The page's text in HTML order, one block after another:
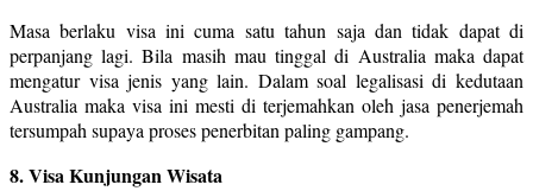
Masa berlaku visa ini cuma satu tahun saja dan tidak dapat di
perpanjang lagi. Bila masih mau tinggal di Australia maka dapat
mengatur visa jenis yang lain. Dalam soal legalisasi di kedutaan
Australia maka visa ini mesti di terjemahkan oleh jasa penerjemah
tersumpah supaya proses penerbitan paling gampang.
8. Visa Kunjungan Wisata